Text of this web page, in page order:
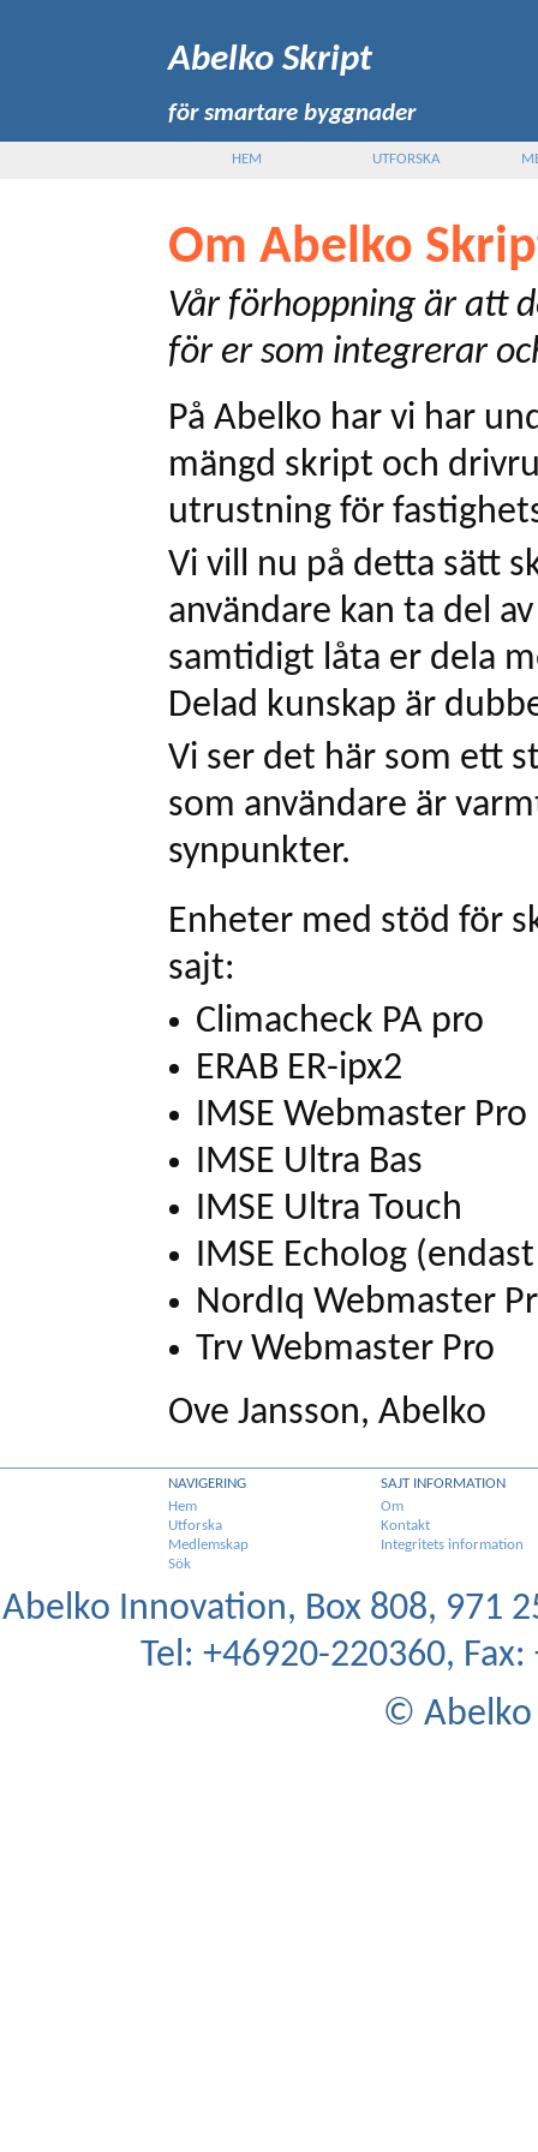
Abelko Skript
för smartare byggnader
HEM UTFORSKA
Om Abelko
Vår förhoppning är att
för er som integrerar
På Abelko har vi har
mängd skript och
utrustning för
Vi vill nu på detta sätt
användare kan ta del
samtidigt låta er dela
Delad kunskap är
Vi ser det här som ett
som användare är
synpunkter.
Enheter med stöd för
sajt:
Climacheck PA pro
ERAB ER-ipx2
IMSE Webmaster Pro
IMSE Ultra Bas
IMSE Ultra Touch
IMSE Echolog (
NordIq Webmaster
Trv Webmaster Pro
Ove Jansson, Abelko
NAVIGERING
Hem
Utforska
Medlemskap
Sök
SAJT INFORMATION
Om
Kontakt
Integritets information
Abelko Innovation, Box 808, 971
Tel: +46920-220360,
© Abelko